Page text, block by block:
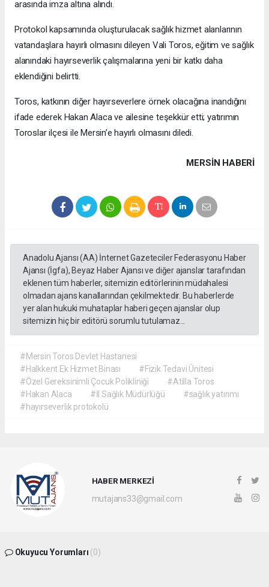
arasında imza altına alındı.
Protokol kapsamında oluşturulacak sağlık hizmet alanlarının
vatandaşlara hayırlı olmasını dileyen Vali Toros, eğitim ve sağlık
alanındaki hayırseverlik çalışmalarına yeni bir katkı daha
eklendiğini belirtti.
Toros, katkının diğer hayırseverlere örnek olacağına inandığını
ifade ederek Hakan Alaca ve ailesine teşekkür etti; yatırımın
Toroslar ilçesi ile Mersin’e hayırlı olmasını diledi.
MERSIN HABERİ
Anadolu Ajansı (AA) İnternet Gazeteciler Federasyonu Haber
Ajansı (İgfa), Beyaz Haber Ajansı ve diğer ajanslar tarafından
eklenen tüm haberler, sitemizin editörlerinin müdahalesi
olmadan ajans kanallarından çekilmektedir. Bu haberlerde
yer alan hukuki muhataplar haberi geçen ajanslar olup
sitemizin hiç bir editörü sorumlu tutulamaz...
#Mersin Toros Devlet Hastanesi
#Halkkent Ek Hizmet Binası
#Fizik Tedavi Ünitesi
#Özel Gereksinimli Çocuk Polikliniği
#Atilla Toros
#Hakan Alaca
#İl Sağlık Müdürlüğü
#sağlık yatırımı
#hayırseverlik protokolü
HABER MERKEZİ
mutajans33@gmail.com
Okuyucu Yorumları (0)